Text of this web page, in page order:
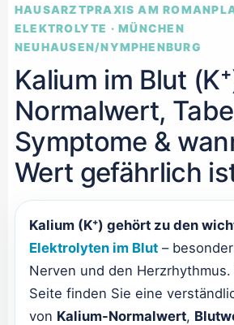
HAUSARZTPRAXIS AM
ELEKTROLYTE · MÜNCHEN
NEUHAUSEN/NYMPHENBURG
Kalium im Blut
Normalwert,
Symptome &
Wert gefährlich
Kalium (K⁺) gehört zu den
Elektrolyten im Blut–
Nerven und den
Seite finden Sie eine
von Kalium-Normalwert,